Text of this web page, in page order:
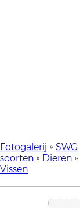
Fotogalerij » SWG
soorten » Dieren »
Vissen